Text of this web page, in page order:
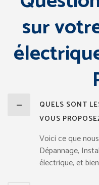
sur
QUELS SONT
VOUS
Voici ce que
Dépannage,
électrique, et